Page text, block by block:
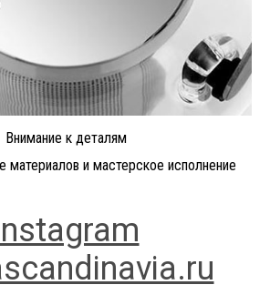
Внимание к деталям
материалов и мастерское исполнение